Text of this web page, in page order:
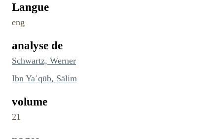
Langue
eng
analyse de
Schwartz, Werner
Ibn Yaʿqūb, Sālim
volume
21